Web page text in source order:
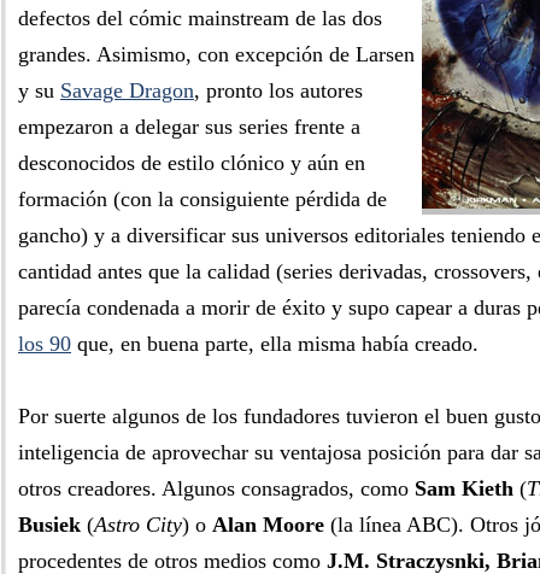
defectos del cómic mainstream de las dos
grandes. Asimismo, con excepción de Larsen
y su Savage Dragon, pronto los autores
empezaron a delegar sus series frente a
desconocidos de estilo clónico y aún en
formación (con la consiguiente pérdida de
gancho) y a diversificar sus universos editoriales teniendo
cantidad antes que la calidad (series derivadas, crossovers,
parecía condenada a morir de éxito y supo capear a duras
los 90 que, en buena parte, ella misma había creado.
Por suerte algunos de los fundadores tuvieron el buen
inteligencia de aprovechar su ventajosa posición para dar
otros creadores. Algunos consagrados, como Sam Kieth (
Busiek (Astro City) o Alan Moore (la línea ABC). Otros
procedentes de otros medios como J.M. Straczysnki,